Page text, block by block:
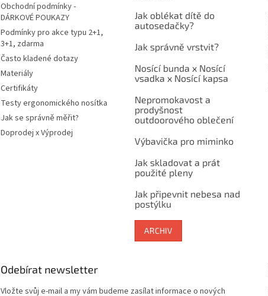
Obchodní podmínky -
DÁRKOVÉ POUKAZY
Podmínky pro akce typu 2+1,
3+1, zdarma
Často kladené dotazy
Materiály
Certifikáty
Testy ergonomického nosítka
Jak se správně měřit?
Doprodej x Výprodej
Jak oblékat dítě do
autosedačky?
Jak správně vrstvit?
Nosící bunda x Nosící
vsadka x Nosící kapsa
Nepromokavost a
prodyšnost
outdoorového oblečení
Výbavička pro miminko
Jak skladovat a prát
použité pleny
Jak připevnit nebesa nad
postýlku
ARCHIV
Odebírat newsletter
Vložte svůj e-mail a my vám budeme zasílat informace o nových